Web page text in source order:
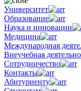
Университет
Образование
Наука и инновации
Медицина
Международная
Внеучебная
Сотрудничество
Контакты
Абитуриенту